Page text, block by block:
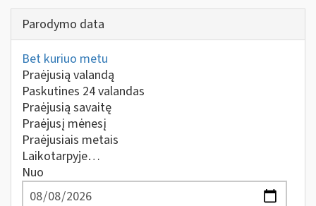
Parodymo data
Bet kuriuo metu
Praėjusią valandą
Paskutines 24 valandas
Praėjusią savaitę
Praėjusį mėnesį
Praėjusiais metais
Laikotarpyje…
Nuo